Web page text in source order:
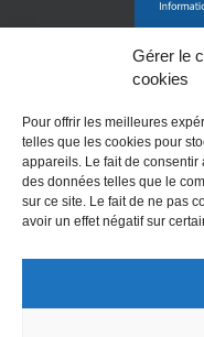
Gérer le
cookies
Pour offrir les meilleures
telles que les cookies pour
appareils. Le fait de
des données telles que le
sur ce site. Le fait de ne pas
avoir un effet négatif sur